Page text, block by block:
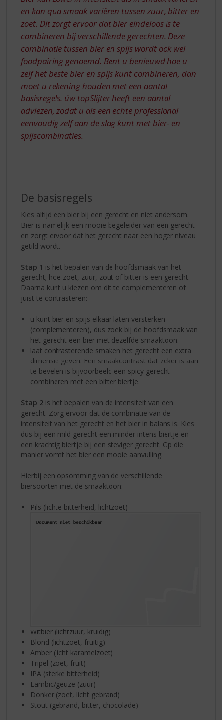
en kan qua smaak variëren tussen zuur, bitter en
zoet. Dit zorgt ervoor dat bier eindeloos is te
combineren bij verschillende gerechten. Deze
combinatie tussen bier en spijs wordt ook wel
foodpairing genoemd. Bent u benieuwd hoe u
zelf het beste bier en spijs kunt combineren, dan
moet u rekening houden met een aantal
basisregels. úw topSlijter heeft een aantal
adviezen, zodat u als een echte professional
eenvoudig zelf aan de slag kunt met bier- en
spijscombinaties.
De basisregels
Kies altijd een bier bij een gerecht en niet andersom.
Bier is namelijk een mooie begeleider van een gerecht
en zorgt ervoor dat het gerecht naar een hoger niveau
getild wordt.
Stap 1 is het bepalen van de hoofdsmaak van het
gerecht; hoe zoet, zuur, zout of bitter is een gerecht.
Daarna kunt u kiezen om dit te complementeren of
juist te contrasteren:
u kunt bier en spijs elkaar laten versterken
(complementeren), dus zoek bij de hoofdsmaak van
het gerecht een bier met dezelfde smaaktoon.
laat contrasterende smaken het gerecht een extra
dimensie geven. Een smaakcontrast dat zeker is aan
te bevelen is bijvoorbeeld een spicy gerecht
combineren met een bitter biertje.
Stap 2 is het bepalen van de intensiteit van een
gerecht. Zorg ervoor dat de combinatie van de
intensiteit van het gerecht en het bier in balans is. Kies
dus bij een mild gerecht een minder intens biertje en
een krachtig biertje bij een steviger gerecht. Op die
manier vormt het bier een mooie aanvulling.
Hierbij een opsomming van de verschillende
biersoorten met de smaaktoon:
Pils (lichte bitterheid, lichtzoet)
Witbier (lichtzuur, kruidig)
Blond (lichtzoet, fruitig)
Amber (licht karamelzoet)
Tripel (zoet, fruit)
IPA (sterke bitterheid)
Lambic/geuze (zuur)
Donker (zoet, licht gebrand)
Stout (gebrand, bitter, chocolade)